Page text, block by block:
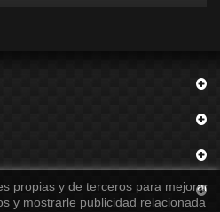
propias y de terceros para mejorar
y mostrarle publicidad relacionada